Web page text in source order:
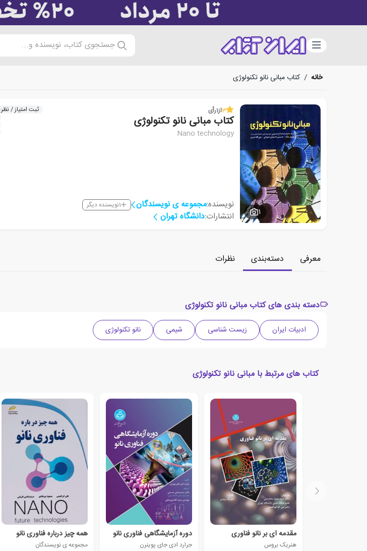
دسته‌بندی جستجوی کتاب، نویسنده و...
خانه / کتاب مبانی نانو تکنولوژی
1
3از1رأی ثبت امتیاز / نظر
کتاب مبانی نانو تکنولوژی
Nano technology
نویسنده:مجموعه ی نویسندگان 1نویسنده دیگر
انتشارات:دانشگاه تهران
معرفی دسته‌بندی نظرات
دسته بندی های کتاب مبانی نانو تکنولوژی
ادبیات ایران زیست شناسی شیمی نانو تکنولوژی
کتاب های مرتبط با مبانی نانو تکنولوژی
مقدمه ای بر نانو فناوری
هنریک بروس
دوره آزمایشگاهی فناوری نانو
جرارد ادی جای پوینرن
همه چیز درباره فناوری نانو
مجموعه ی نویسندگان